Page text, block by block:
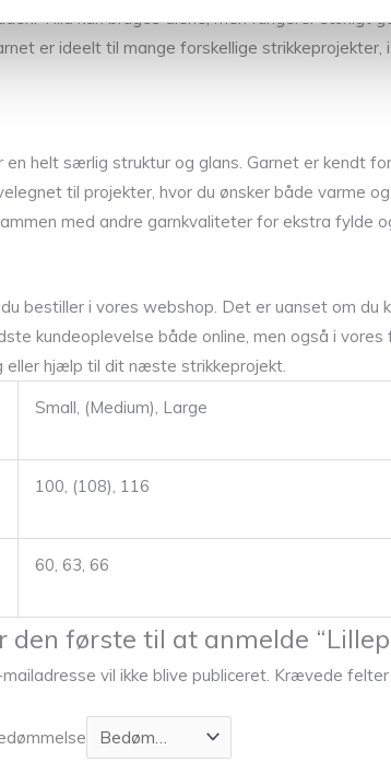
Tilia kan bruges alene, men fungerer særligt
er ideelt til mange forskellige
helt særlig struktur og glans. Garnet er kendt
til projekter, hvor du ønsker både varme
med andre garnkvaliteter for ekstra fylde
bestiller i vores webshop. Det er uanset om
kundeoplevelse både online, men også i
eller hjælp til dit næste strikkeprojekt.
Small, (Medium), Large
100, (108), 116
60, 63, 66
den første til at anmelde
vil ikke blive publiceret. Krævede felter